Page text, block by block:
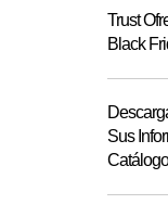
Trust
Black
Sus
Catálogo